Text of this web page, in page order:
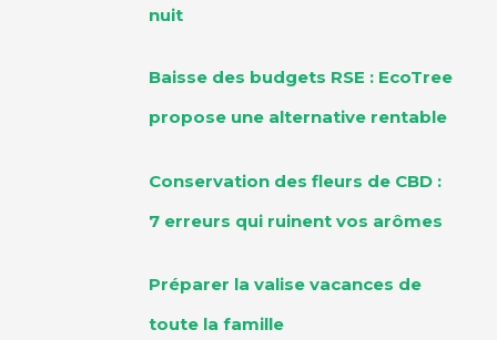
nuit
Baisse des budgets RSE : EcoTree
propose une alternative rentable
Conservation des fleurs de CBD :
7 erreurs qui ruinent vos arômes
Préparer la valise vacances de
toute la famille